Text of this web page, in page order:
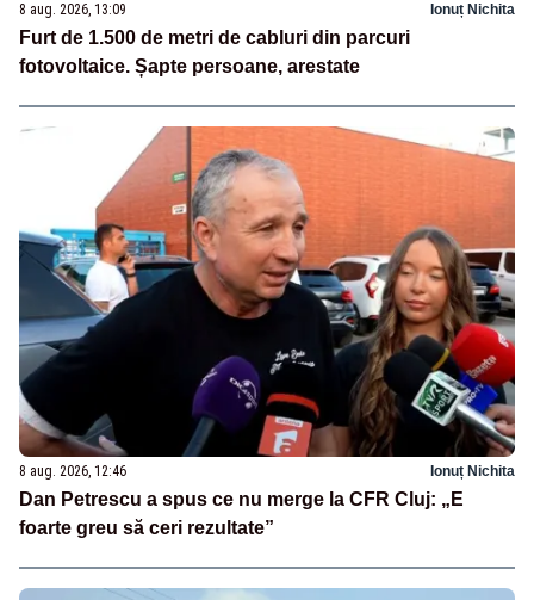
8 aug. 2026, 13:09 Ionuț Nichita
Furt de 1.500 de metri de cabluri din parcuri
fotovoltaice. Șapte persoane, arestate
8 aug. 2026, 12:46 Ionuț Nichita
Dan Petrescu a spus ce nu merge la CFR Cluj: „E
foarte greu să ceri rezultate”